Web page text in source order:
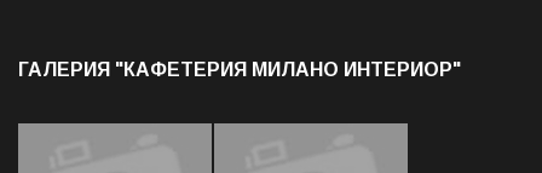
ГАЛЕРИЯ "КАФЕТЕРИЯ МИЛАНО ИНТЕРИОР"